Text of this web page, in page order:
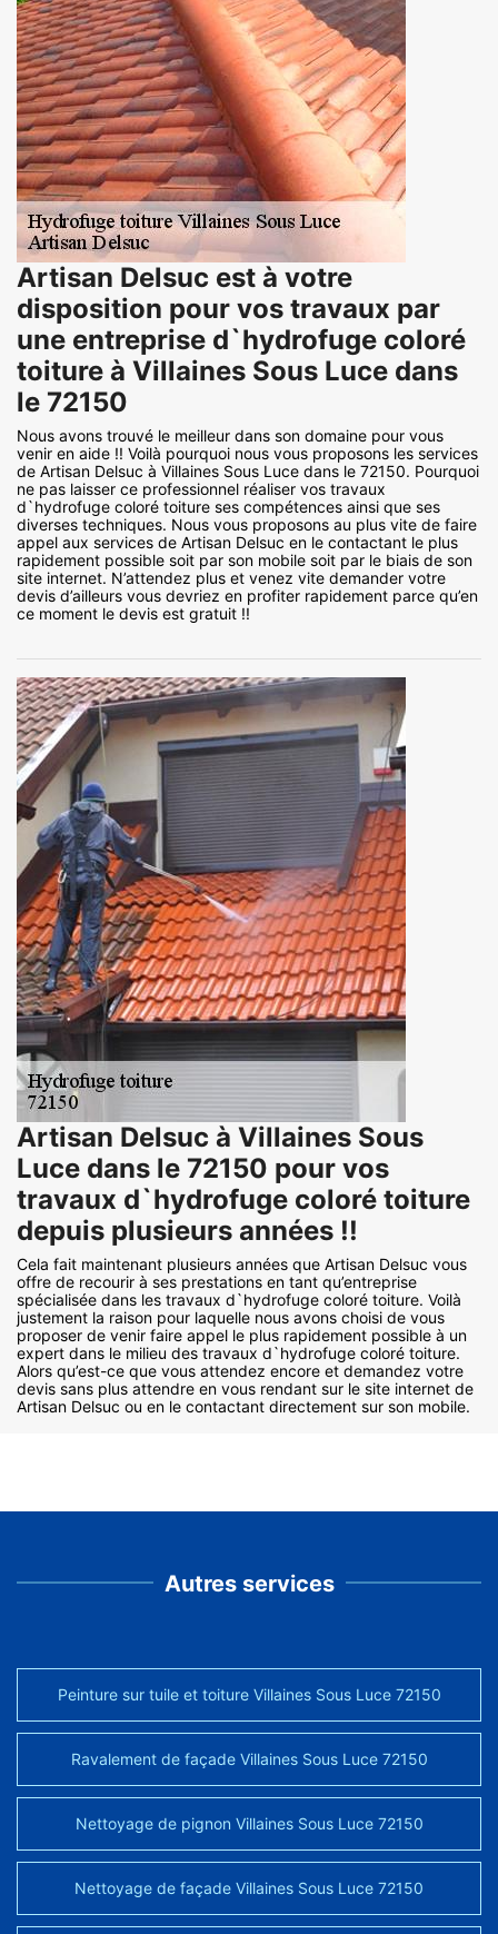
Artisan Delsuc est à votre
disposition pour vos travaux par
une entreprise d`hydrofuge coloré
toiture à Villaines Sous Luce dans
le 72150
Nous avons trouvé le meilleur dans son domaine pour vous
venir en aide !! Voilà pourquoi nous vous proposons les services
de Artisan Delsuc à Villaines Sous Luce dans le 72150. Pourquoi
ne pas laisser ce professionnel réaliser vos travaux
d`hydrofuge coloré toiture ses compétences ainsi que ses
diverses techniques. Nous vous proposons au plus vite de faire
appel aux services de Artisan Delsuc en le contactant le plus
rapidement possible soit par son mobile soit par le biais de son
site internet. N’attendez plus et venez vite demander votre
devis d’ailleurs vous devriez en profiter rapidement parce qu’en
ce moment le devis est gratuit !!
Artisan Delsuc à Villaines Sous
Luce dans le 72150 pour vos
travaux d`hydrofuge coloré toiture
depuis plusieurs années !!
Cela fait maintenant plusieurs années que Artisan Delsuc vous
offre de recourir à ses prestations en tant qu’entreprise
spécialisée dans les travaux d`hydrofuge coloré toiture. Voilà
justement la raison pour laquelle nous avons choisi de vous
proposer de venir faire appel le plus rapidement possible à un
expert dans le milieu des travaux d`hydrofuge coloré toiture.
Alors qu’est-ce que vous attendez encore et demandez votre
devis sans plus attendre en vous rendant sur le site internet de
Artisan Delsuc ou en le contactant directement sur son mobile.
Autres services
Peinture sur tuile et toiture Villaines Sous Luce 72150
Ravalement de façade Villaines Sous Luce 72150
Nettoyage de pignon Villaines Sous Luce 72150
Nettoyage de façade Villaines Sous Luce 72150